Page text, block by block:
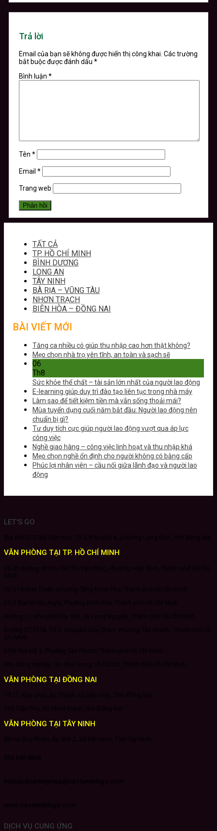
Trả lời
Email của bạn sẽ không được hiển thị công khai. Các trường
bắt buộc được đánh dấu *
Bình luận *
Tên *
Email *
Trang web
TẤT CẢ
TP. HỒ CHÍ MINH
BÌNH DƯƠNG
LONG AN
TÂY NINH
BÀ RỊA – VŨNG TÀU
NHƠN TRẠCH
BIÊN HÒA – ĐỒNG NAI
BÀI VIẾT MỚI
Tăng ca nhiều có giúp thu nhập cao hơn thật không?
Mẹo chọn nhà trọ yên tĩnh, an toàn và sạch sẽ
06
Th8
Sức khỏe thể chất – tài sản lớn nhất của người lao động
E-learning giúp duy trì đào tạo liên tục trong nhà máy
Làm sao để tiết kiệm tiền mà vẫn sống thoải mái?
Mùa tuyển dụng cuối năm bắt đầu: Người lao động nên
chuẩn bị gì?
Tư duy tích cực giúp người lao động vượt qua áp lực
công việc
Nghề giao hàng – công việc linh hoạt và thu nhập khá
Mẹo chọn nghề ổn định cho người không có bằng cấp
Phúc lợi nhân viên – cầu nối giữa lãnh đạo và người lao
động
LET'S GO
VĂN PHÒNG TẠI TP. HỒ CHÍ MINH
VĂN PHÒNG TẠI ĐỒNG NAI
VĂN PHÒNG TẠI TÂY NINH
DỊCH VỤ CUNG ỨNG